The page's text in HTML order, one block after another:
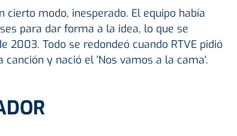
cierto modo, inesperado. El equipo había
para dar forma a la idea, lo que se
2003. Todo se redondeó cuando RTVE pidió
canción y nació el 'Nos vamos a la cama'.